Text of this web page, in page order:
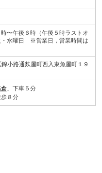
〜午後６時（午後５時ラストオ
水曜日 ※営業日，営業時間は
小路通麩屋町西入東魚屋町１９
倉」下車５分
８分